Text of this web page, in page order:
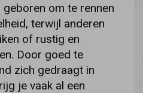
om te rennen
terwijl anderen
of rustig en
Door goed te
zich gedraagt in
je vaak al een